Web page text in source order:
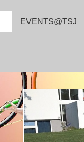
EVENTS@TSJ